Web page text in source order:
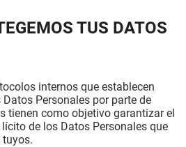
TUS DATOS
internos que establecen
Personales por parte de
tienen como objetivo garantizar el
de los Datos Personales que
tuyos.